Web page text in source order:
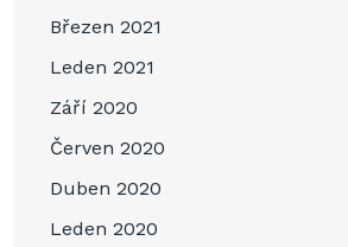
Březen 2021
Leden 2021
Září 2020
Červen 2020
Duben 2020
Leden 2020